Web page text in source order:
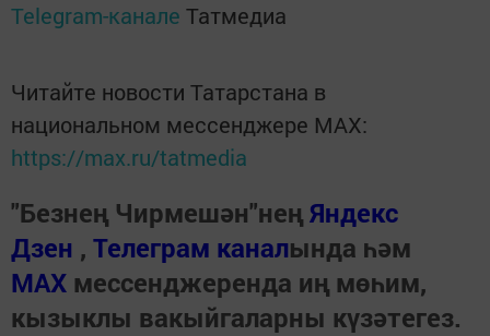
Telegram-канале Татмедиа
Читайте новости Татарстана в
национальном мессенджере MАХ:
https://max.ru/tatmedia
"Безнең Чирмешән"неңЯндекс
Дзен , Телеграм каналында һәм
МАХ мессенджеренда иң мөһим,
кызыклы вакыйгаларны күзәтегез.